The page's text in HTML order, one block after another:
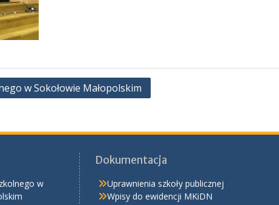
w Sokołowie Małopolskim
w
Dokumentacja
Uprawnienia szkoły publicznej
Wpisy do ewidencji MKiDN